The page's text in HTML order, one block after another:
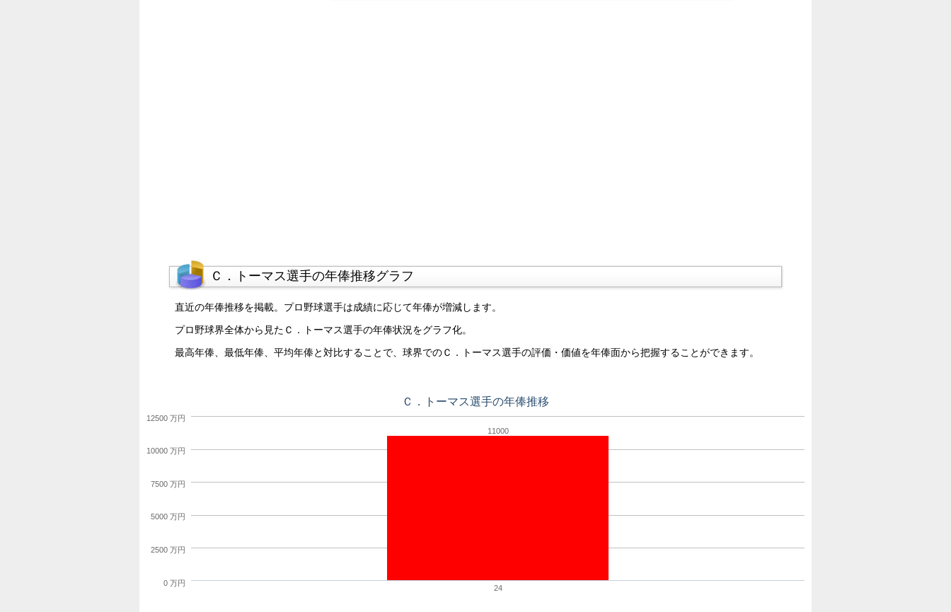
Ｃ．トーマス選手の年俸推移グラフ
直近の年俸推移を掲載。プロ野球選手は成績に応じて年俸が増減します。
プロ野球界全体から見たＣ．トーマス選手の年俸状況をグラフ化。
最高年俸、最低年俸、平均年俸と対比することで、球界でのＣ．トーマス選手の評価・価値を年俸面から把握することができます。
Ｃ．トーマス選手の年俸推移
11000
24
0 万円
2500 万円
5000 万円
7500 万円
10000 万円
12500 万円